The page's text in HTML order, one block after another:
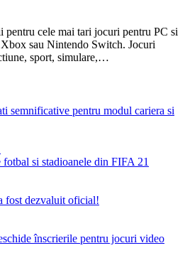
pentru cele mai tari jocuri pentru PC si
sau Nintendo Switch. Jocuri
sport, simulare,…
semnificative pentru modul cariera si
si stadioanele din FIFA 21
fost dezvaluit oficial!
înscrierile pentru jocuri video